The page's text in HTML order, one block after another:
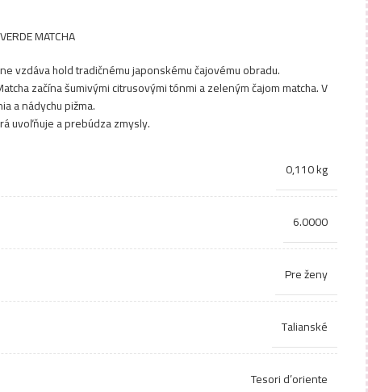
MATCHA
vzdáva hold tradičnému japonskému čajovému obradu.
začína šumivými citrusovými tónmi a zeleným čajom matcha. V
a nádychu pižma.
uvoľňuje a prebúdza zmysly.
0,110 kg
6.0000
Pre ženy
Talianské
Tesori d’oriente